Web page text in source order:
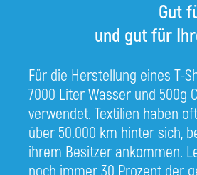
Gut
und gut für
Für die Herstellung eines T-
7000 Liter Wasser und 500g
verwendet. Textilien haben
über 50.000 km hinter sich,
ihrem Besitzer ankommen.